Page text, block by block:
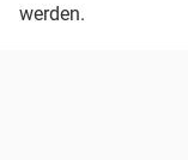
werden.